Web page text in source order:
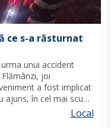
ce s-a răsturnat
unui accident
joi
a fost implicat
ajuns, în cel mai scurt
de Lucru Flămânzi,
Local